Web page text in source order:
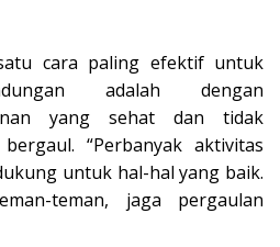
cara paling efektif untuk
adalah dengan
yang sehat dan tidak
“Perbanyak aktivitas
untuk hal-hal yang baik.
teman, jaga pergaulan